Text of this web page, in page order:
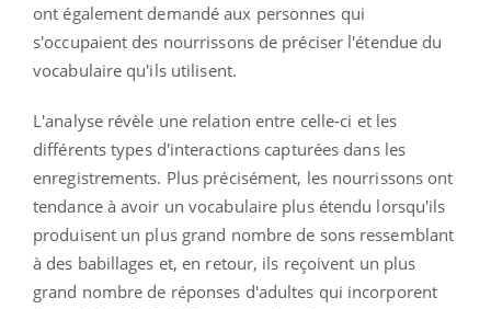
ont également demandé aux personnes qui
s'occupaient des nourrissons de préciser l'étendue du
vocabulaire qu'ils utilisent.
L'analyse révèle une relation entre celle-ci et les
différents types d'interactions capturées dans les
enregistrements. Plus précisément, les nourrissons ont
tendance à avoir un vocabulaire plus étendu lorsqu'ils
produisent un plus grand nombre de sons ressemblant
à des babillages et, en retour, ils reçoivent un plus
grand nombre de réponses d'adultes qui incorporent